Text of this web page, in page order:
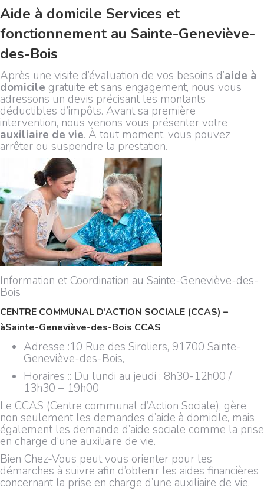
Aide à domicile Services et
fonctionnement au Sainte-Geneviève-
des-Bois
Après une visite d’évaluation de vos besoins d’aide à
domicile gratuite et sans engagement, nous vous
adressons un devis précisant les montants
déductibles d’impôts. Avant sa première
intervention, nous venons vous présenter votre
auxiliaire de vie. À tout moment, vous pouvez
arrêter ou suspendre la prestation.
Information et Coordination au Sainte-Geneviève-des-
Bois
CENTRE COMMUNAL D’ACTION SOCIALE (CCAS) –
àSainte-Geneviève-des-Bois CCAS
Adresse :10 Rue des Siroliers, 91700 Sainte-
Geneviève-des-Bois,
Horaires :: Du lundi au jeudi : 8h30-12h00 /
13h30 – 19h00
Le CCAS (Centre communal d’Action Sociale), gère
non seulement les demandes d’aide à domicile, mais
également les demande d’aide sociale comme la prise
en charge d’une auxiliaire de vie.
Bien Chez-Vous peut vous orienter pour les
démarches à suivre afin d’obtenir les aides financières
concernant la prise en charge d’une auxiliaire de vie.